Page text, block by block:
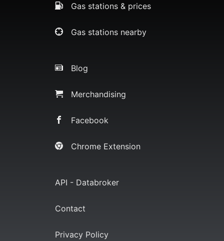
Gas stations & prices
Gas stations nearby
Blog
Merchandising
Facebook
Chrome Extension
API - Databroker
Contact
Privacy Policy